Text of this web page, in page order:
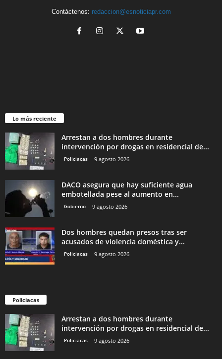
Contáctenos: redaccion@esnoticiapr.com
Lo más reciente
Arrestan a dos hombres durante
intervención por drogas en residencial de...
Policiacas 9 agosto 2026
DACO asegura que hay suficiente agua
embotellada pese al aumento en...
Gobierno 9 agosto 2026
Dos hombres quedan presos tras ser
acusados de violencia doméstica y...
Policiacas 9 agosto 2026
Policiacas
Arrestan a dos hombres durante
intervención por drogas en residencial de...
Policiacas 9 agosto 2026